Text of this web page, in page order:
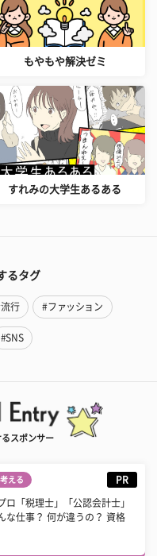
もやもや解決ゼミ
すれみの大学生あるある
るタグ
行 #ファッション
#SNS
スポンサー
える PR
ロ「税理士」「公認会計士」
な仕事？ 何が違うの？ 資格